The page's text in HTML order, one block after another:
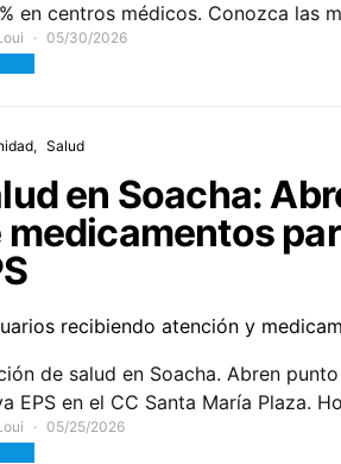
en centros médicos. Conozca las
05/30/2026
Salud
en Soacha:
medicamentos
de salud en Soacha. Abren
EPS en el CC Santa María Plaza.
05/25/2026